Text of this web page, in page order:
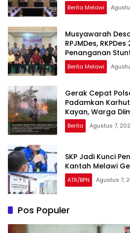
Berita Melawi
Musyawarah
RPJMDes,
Penanganan
Berita Melawi
Gerak Cepat
Padamkan
Kayan, Warga
Berita Agustus 7,
SKP Jadi Kunci
Kantah Melawi
ATR/BPN Agustus 7,
Pos Populer